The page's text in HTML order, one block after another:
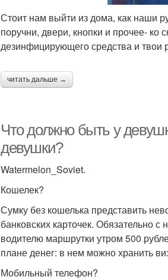
Стоит нам выйти из дома, как наши
поручни, двери, кнопки и прочее-
дезинфицирующего средства и твои
читать дальше →
Что должно быть у
девушки?
Watermelon_Soviet.
Кошелек?
Сумку без кошелька представить
банковских карточек. Обязательно
водителю маршрутки утром 500
плане денег: в нем можно хранить
Мобильный телефон?